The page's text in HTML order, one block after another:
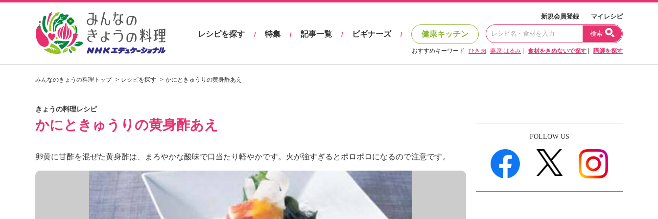
し
ピ
を
見
つ
け
よ
新規会員登録 マイレシピ
レシピを探す / 特集 / 記事一覧 / ビギナーズ / 健康キッチン 検索
おすすめキーワード ひき肉 栗原 はるみ 食材をきめないで探す 講師を探す
みんなのきょうの料理トップ レシピを探す かにときゅうりの黄身酢あえ
きょうの料理レシピ
かにときゅうりの黄身酢あえ
卵黄に甘酢を混ぜた黄身酢は、まろやかな酸味で口当たり軽やかです。火が強すぎるとポロポロになるので注意です。
FOLLOW US